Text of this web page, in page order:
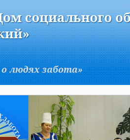
социального
людях забота»